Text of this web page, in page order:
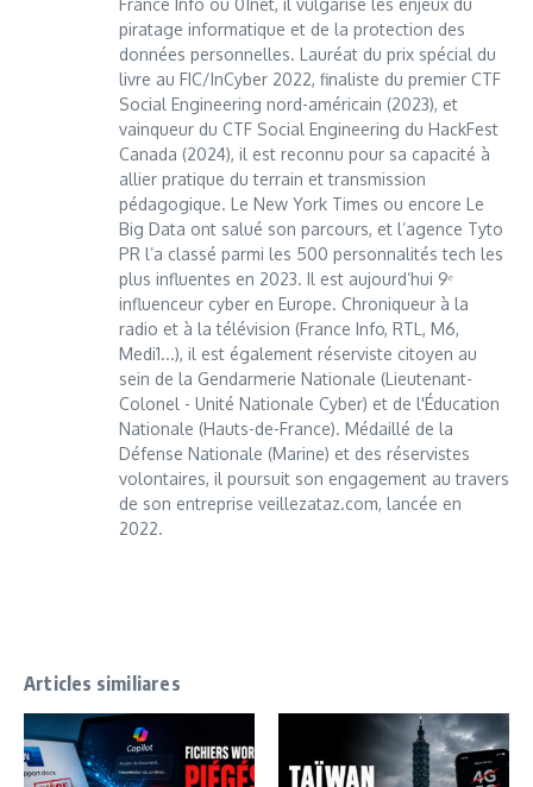
France Info ou 01net, il vulgarise les enjeux du
piratage informatique et de la protection des
données personnelles. Lauréat du prix spécial du
livre au FIC/InCyber 2022, finaliste du premier CTF
Social Engineering nord-américain (2023), et
vainqueur du CTF Social Engineering du HackFest
Canada (2024), il est reconnu pour sa capacité à
allier pratique du terrain et transmission
pédagogique. Le New York Times ou encore Le
Big Data ont salué son parcours, et l’agence Tyto
PR l’a classé parmi les 500 personnalités tech les
plus influentes en 2023. Il est aujourd’hui 9ᵉ
influenceur cyber en Europe. Chroniqueur à la
radio et à la télévision (France Info, RTL, M6,
Medi1...), il est également réserviste citoyen au
sein de la Gendarmerie Nationale (Lieutenant-
Colonel - Unité Nationale Cyber) et de l'Éducation
Nationale (Hauts-de-France). Médaillé de la
Défense Nationale (Marine) et des réservistes
volontaires, il poursuit son engagement au travers
de son entreprise veillezataz.com, lancée en
2022.
Articles similiares